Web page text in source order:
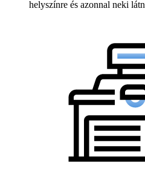
helyszínre és azonnal neki